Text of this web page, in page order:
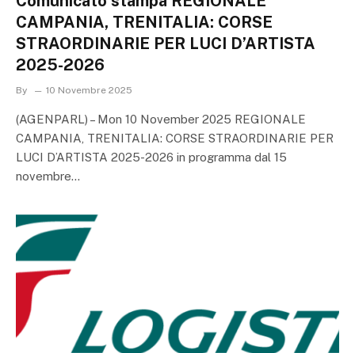
CAMPANIA, TRENITALIA: CORSE
STRAORDINARIE PER LUCI D’ARTISTA
2025-2026
By 10 Novembre 2025
(AGENPARL) – Mon 10 November 2025 REGIONALE
CAMPANIA, TRENITALIA: CORSE STRAORDINARIE PER
LUCI D’ARTISTA 2025-2026 in programma dal 15
novembre…